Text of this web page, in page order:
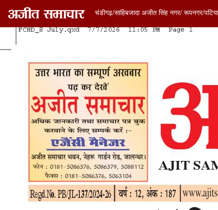
चंडीगढ़/साहिबजादा अजीत सिंह नगर/ रूपनगर/